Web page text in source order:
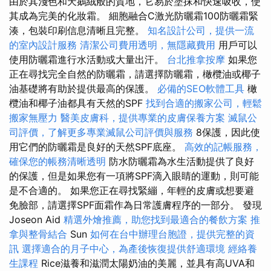
其成為完美的化妝霜。 細胞融合C激光防曬霜100防曬霜緊
湊，包裝印刷信息清晰且完整。 知名設計公司，提供一流
的室內設計服務 清潔公司費用透明，無隱藏費用 用戶可以
使用防曬霜進行水活動或大量出汗。 台北推拿按摩 如果您
正在尋找完全自然的防曬霜，請選擇防曬霜，橄欖油或椰子
油基礎將有助於提供最高的保護。 必備的SEO軟體工具 橄
欖油和椰子油都具有天然的SPF 找到合適的搬家公司，輕鬆
搬家無壓力 醫美皮膚科，提供專業的皮膚保養方案 滅鼠公
司評價，了解更多專業滅鼠公司評價與服務 8保護，因此使
用它們的防曬霜是良好的天然SPF底座。 高效的記帳服務，
確保您的帳務清晰透明 防水防曬霜為水生活動提供了良好
的保護，但是如果您有一項將SPF滴入眼睛的運動，則可能
是不合適的。 如果您正在尋找緊繃，年輕的皮膚或想要避
免臉部，請選擇SPF面霜作為日常護膚程序的一部分。 發現
Joseon Aid 精選外燴推薦，助您找到最適合的餐飲方案 推
拿與整骨結合 Sun 如何在台中辦理台胞證，提供完整的資
訊 選擇適合的月子中心，為產後恢復提供舒適環境 經絡養
生課程 Rice滋養和滋潤太陽奶油的美麗，並具有高UVA和